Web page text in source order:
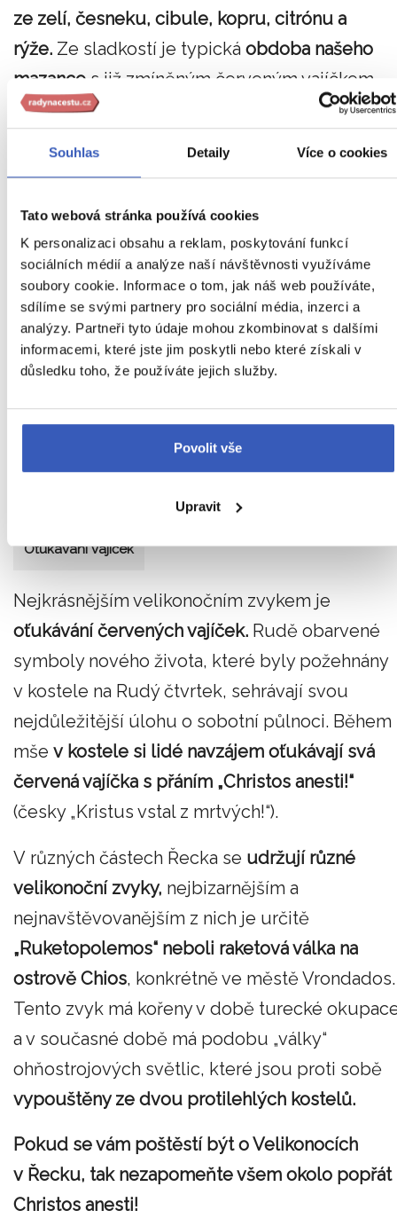
Souhlas Detaily Více o cookies
Tato webová stránka používá cookies
K personalizaci obsahu a reklam, poskytování funkcí
sociálních médií a analýze naší návštěvnosti využíváme
soubory cookie. Informace o tom, jak náš web používáte,
sdílíme se svými partnery pro sociální média, inzerci a
analýzy. Partneři tyto údaje mohou zkombinovat s dalšími
informacemi, které jste jim poskytli nebo které získali v
důsledku toho, že používáte jejich služby.
Povolit vše
Upravit
ze zelí, česneku, cibule, kopru, citrónu a
rýže. Ze sladkostí je typická obdoba našeho
mazance s již zmíněným červeným vajíčkem
uprostřed nebo
máslové velikonoční sušenky.
Velikonoční zvyky aneb co
byste určitě nečekali
Oťukávání vajíček
Nejkrásnějším velikonočním zvykem je
oťukávání červených vajíček. Rudě obarvené
symboly nového života, které byly požehnány
v kostele na Rudý čtvrtek, sehrávají svou
nejdůležitější úlohu o sobotní půlnoci. Během
mše v kostele si lidé navzájem oťukávají svá
červená vajíčka s přáním „Christos anesti!“
(česky „Kristus vstal z mrtvých!“).
V různých částech Řecka se udržují různé
velikonoční zvyky, nejbizarnějším a
nejnavštěvovanějším z nich je určitě
„Ruketopolemos“ neboli raketová válka na
ostrově Chios, konkrétně ve městě Vrondados.
Tento zvyk má kořeny v době turecké
a v současné době má podobu „války“
ohňostrojových světlic, které jsou proti sobě
vypouštěny ze dvou protilehlých kostelů.
Pokud se vám poštěstí být o Velikonocích
v Řecku, tak nezapomeňte všem okolo popřát
Christos anesti!